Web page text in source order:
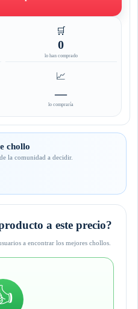
🛒
0
lo han comprado
📈
—
lo compraría
chollo
la comunidad a decidir.
a este precio?
a encontrar los mejores chollos.